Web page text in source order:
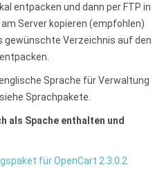
entpacken und dann per FTP in
Server kopieren (empfohlen)
gewünschte Verzeichnis auf den
Sprache für Verwaltung
Sprachpakete.
als Spache enthalten und
für OpenCart 2.3.0.2